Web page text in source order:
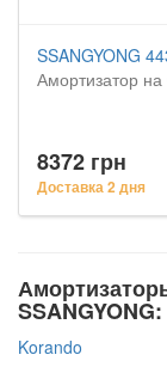
SSANGYONG
Амортизатор
8372 грн
Доставка 2 дня
SSANGYONG:
Korando